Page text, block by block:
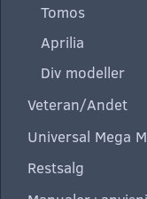
Tomos
Aprilia
Div modeller
Veteran/Andet
Universal Mega
Restsalg